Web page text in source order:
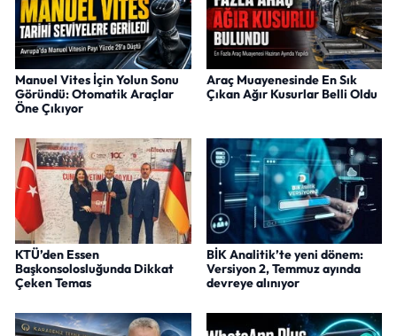
Manuel Vites İçin Yolun Sonu
Göründü: Otomatik Araçlar
Öne Çıkıyor
Araç Muayenesinde En Sık
Çıkan Ağır Kusurlar Belli Oldu
KTÜ’den Essen
Başkonsolosluğunda Dikkat
Çeken Temas
BİK Analitik’te yeni dönem:
Versiyon 2, Temmuz ayında
devreye alınıyor